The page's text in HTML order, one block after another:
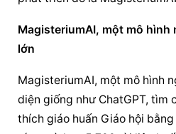
MagisteriumAI, một mô hình
lớn
MagisteriumAI, một mô hình
diện giống như ChatGPT, tìm
thích giáo huấn Giáo hội